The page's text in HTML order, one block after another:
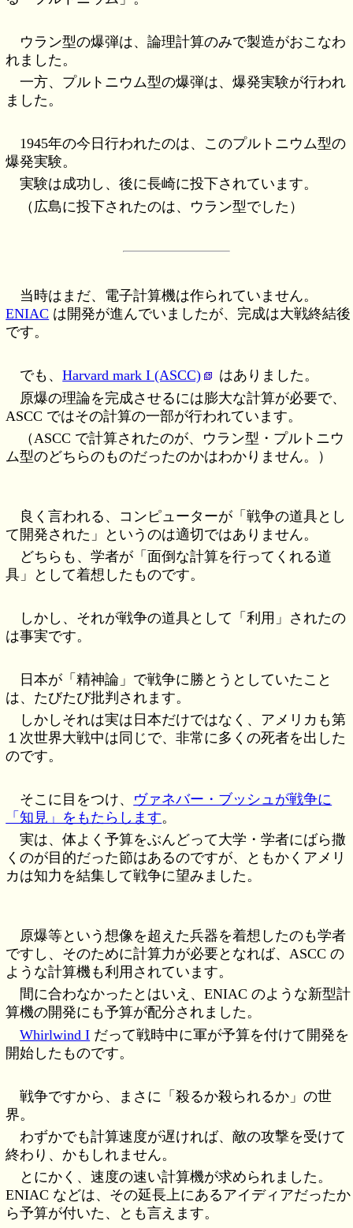
ウラン型の爆弾は、論理計算のみで製造がおこなわ
れました。
一方、プルトニウム型の爆弾は、爆発実験が行われ
ました。
1945年の今日行われたのは、このプルトニウム型の
爆発実験。
実験は成功し、後に長崎に投下されています。
（広島に投下されたのは、ウラン型でした）
当時はまだ、電子計算機は作られていません。
ENIAC は開発が進んでいましたが、完成は大戦終結後
です。
でも、Harvard mark I (ASCC)
はありました。
原爆の理論を完成させるには膨大な計算が必要で、
ASCC ではその計算の一部が行われています。
（ASCC で計算されたのが、ウラン型・プルトニウ
ム型のどちらのものだったのかはわかりません。）
良く言われる、コンピューターが「戦争の道具とし
て開発された」というのは適切ではありません。
どちらも、学者が「面倒な計算を行ってくれる道
具」として着想したものです。
しかし、それが戦争の道具として「利用」されたの
は事実です。
日本が「精神論」で戦争に勝とうとしていたこと
は、たびたび批判されます。
しかしそれは実は日本だけではなく、アメリカも第
１次世界大戦中は同じで、非常に多くの死者を出した
のです。
そこに目をつけ、 ヴァネバー・ブッシュが戦争に
「知見」をもたらします。
実は、体よく予算をぶんどって大学・学者にばら撒
くのが目的だった節はあるのですが、ともかくアメリ
カは知力を結集して戦争に望みました。
原爆等という想像を超えた兵器を着想したのも学者
ですし、そのために計算力が必要となれば、ASCC の
ような計算機も利用されています。
間に合わなかったとはいえ、ENIAC のような新型計
算機の開発にも予算が配分されました。
Whirlwind I だって戦時中に軍が予算を付けて開発を
開始したものです。
戦争ですから、まさに「殺るか殺られるか」の世
界。
わずかでも計算速度が遅ければ、敵の攻撃を受けて
終わり、かもしれません。
とにかく、速度の速い計算機が求められました。
ENIAC などは、その延長上にあるアイディアだったか
ら予算が付いた、とも言えます。